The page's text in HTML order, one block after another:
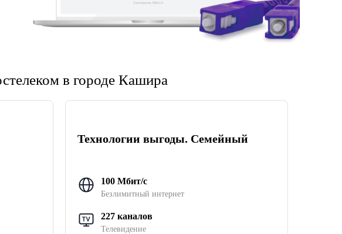
в городе Кашира
Технологии выгоды. Семейный
100 Мбит/с
Безлимитный интернет
227 каналов
Телевидение